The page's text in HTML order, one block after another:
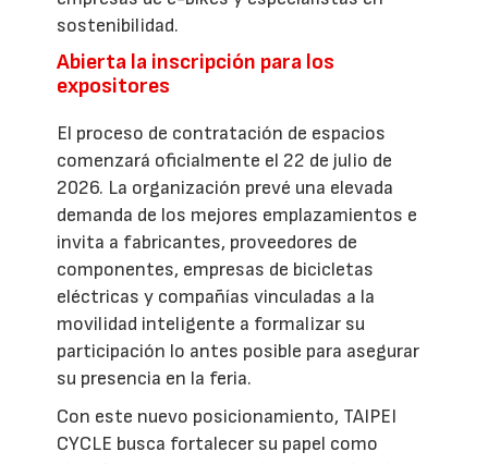
sostenibilidad.
Abierta la inscripción para los
expositores
El proceso de contratación de espacios
comenzará oficialmente el 22 de julio de
2026. La organización prevé una elevada
demanda de los mejores emplazamientos e
invita a fabricantes, proveedores de
componentes, empresas de bicicletas
eléctricas y compañías vinculadas a la
movilidad inteligente a formalizar su
participación lo antes posible para asegurar
su presencia en la feria.
Con este nuevo posicionamiento, TAIPEI
CYCLE busca fortalecer su papel como